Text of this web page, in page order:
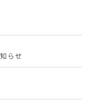
らせ